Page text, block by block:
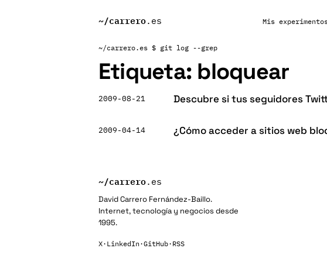
~/carrero.es Mis
~/carrero.es $ git log --grep
Etiqueta: bloquear
2009-08-21 Descubre si tus seguidores
2009-04-14 ¿Cómo acceder a sitios web
~/carrero.es
David Carrero Fernández-Baillo.
Internet, tecnología y negocios desde
1995.
X· LinkedIn·GitHub· RSS